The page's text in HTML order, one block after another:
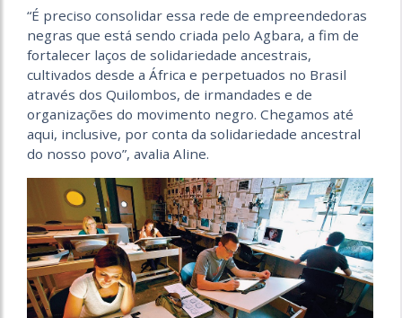
“É preciso consolidar essa rede de empreendedoras
negras que está sendo criada pelo Agbara, a fim de
fortalecer laços de solidariedade ancestrais,
cultivados desde a África e perpetuados no Brasil
através dos Quilombos, de irmandades e de
organizações do movimento negro. Chegamos até
aqui, inclusive, por conta da solidariedade ancestral
do nosso povo”, avalia Aline.